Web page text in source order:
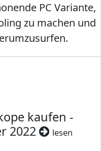
PC Variante,
zu machen und
kaufen -
2022
lesen